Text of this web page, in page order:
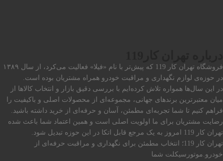
فروشگاه تهران کار 119 که پیش‌تر با نام «فیلا» فعالیت می‌کرد، از سال ۱۳۸۹
در حوزه‌ی لوازم نگهداری و مراقبت خودرو همراه مشتریان بوده است.
در این سال‌ها همواره تلاش کرده‌ایم با بررسی دقیق بازار و انتخاب کالاها از
میان معتبرترین برندهای جهانی، مجموعه‌ای از محصولات اصلی و باکیفیت را
فراهم کنیم تا شما تجربه‌ای مطمئن، آسان و حرفه‌ای از خرید داشته باشید.
رضایت مشتریان برای ما اولویت اصلی است و همین اعتماد شما باعث شده
تهران کار 119 امروز به یک مرجع قابل اتکا در این حوزه تبدیل شود.
تهران کار 119؛ انتخاب مطمئن برای نگهداری و مراقبت حرفه‌ای از
خودرو.موتورسیکلت شما